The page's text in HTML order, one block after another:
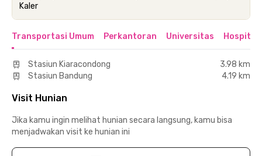
Kaler
Transportasi Umum Perkantoran Universitas Hospital
Stasiun Kiaracondong
3.98 km
Stasiun Bandung
4.19 km
Visit Hunian
Jika kamu ingin melihat hunian secara langsung, kamu bisa
menjadwakan visit ke hunian ini